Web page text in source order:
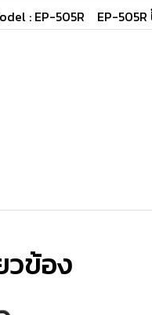
: EP-505R EP-
วข้อง